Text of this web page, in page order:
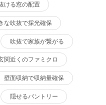
ける窓の配置
な吹抜で採光確保
吹抜で家族が繋がる
関近くのファミクロ
壁面収納で収納量確保
隠せるパントリー